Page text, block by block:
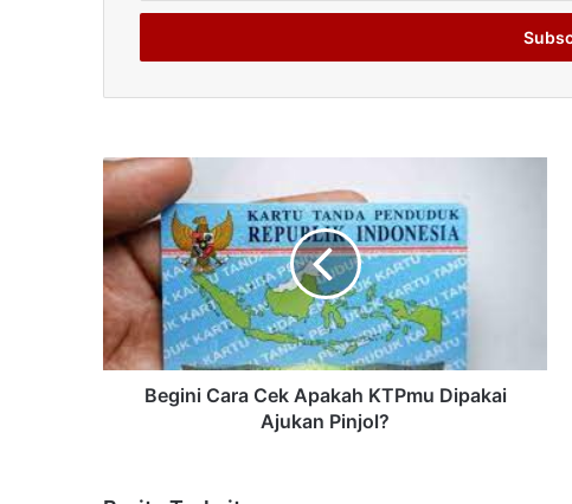
Email
Begini Cara Cek Apakah KTPmu Dipakai
Ajukan Pinjol?